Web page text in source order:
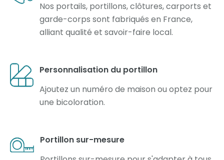
Nos portails, portillons, clôtures, carports et
garde-corps sont fabriqués en France,
alliant qualité et savoir-faire local.
Personnalisation du portillon
Ajoutez un numéro de maison ou optez pour
une bicoloration.
Portillon sur-mesure